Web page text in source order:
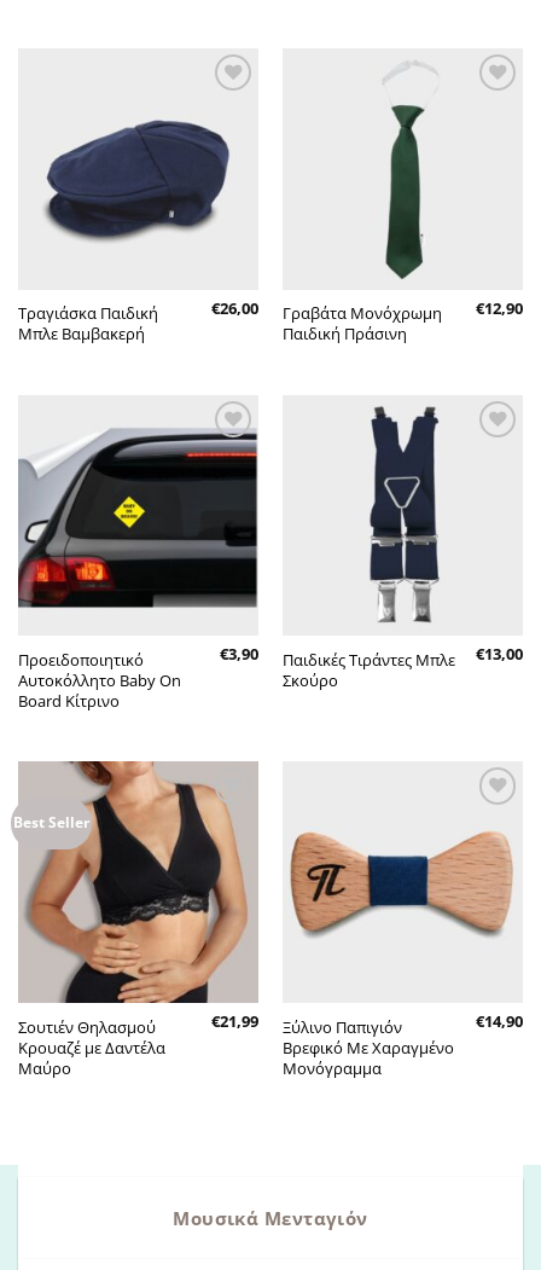
στην λίστα
επιθυμητών
Τραγιάσκα Παιδική
Μπλε Βαμβακερή
€26,00
Γραβάτα Μονόχρωμη
Παιδική Πράσινη
€12,90
Πρόσθήκη
Προειδοποιητικό
Αυτοκόλλητο Baby On
Board Κίτρινο
€3,90
επιθυμητών
Παιδικές Τιράντες Μπλε
Σκούρο
€13,00
Best Seller
Πρόσθήκη
στην λίστα
επιθυμητών
Σουτιέν Θηλασμού
Κρουαζέ με Δαντέλα
Μαύρο
€21,99
στην λίστα
επιθυμητών
Ξύλινο Παπιγιόν
Βρεφικό Με Χαραγμένο
Μονόγραμμα
€14,90
Μουσικά Μενταγιόν